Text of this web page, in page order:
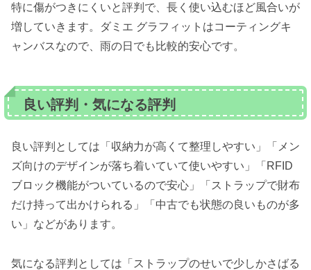
特に傷がつきにくいと評判で、長く使い込むほど風合いが
増していきます。ダミエ グラフィットはコーティングキ
ャンバスなので、雨の日でも比較的安心です。
良い評判・気になる評判
良い評判としては「収納力が高くて整理しやすい」「メン
ズ向けのデザインが落ち着いていて使いやすい」「RFID
ブロック機能がついているので安心」「ストラップで財布
だけ持って出かけられる」「中古でも状態の良いものが多
い」などがあります。
気になる評判としては「ストラップのせいで少しかさばる